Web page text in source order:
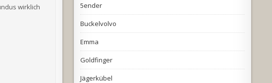
wirklich
5ender
Buckelvolvo
Emma
Goldfinger
Jägerkübel